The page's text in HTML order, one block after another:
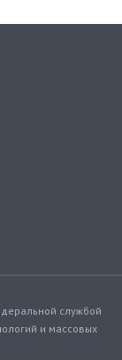
службой
и массовых